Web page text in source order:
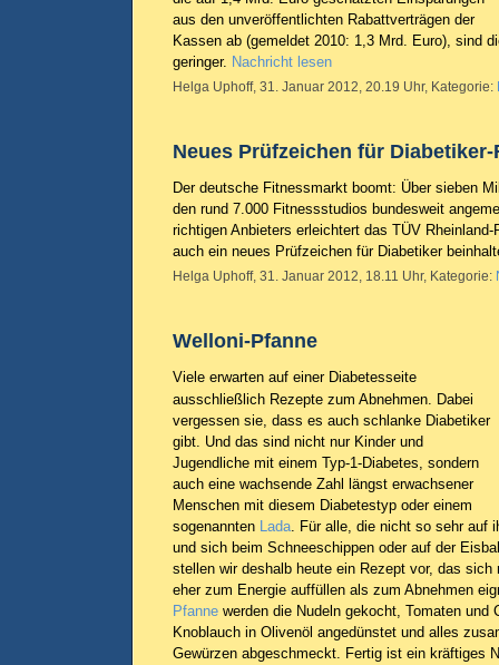
aus den unveröffentlichten Rabattverträgen der
Kassen ab (gemeldet 2010: 1,3 Mrd. Euro), sind
geringer. Nachricht lesen
Helga Uphoff, 31. Januar 2012, 20.19 Uhr, Kategorie:
Neues Prüfzeichen für
Der deutsche Fitnessmarkt boomt: Über sieben
den rund 7.000 Fitnessstudios bundesweit
richtigen Anbieters erleichtert das TÜV
auch ein neues Prüfzeichen für Diabetiker
Helga Uphoff, 31. Januar 2012, 18.11 Uhr, Kategorie:
Welloni-Pfanne
Viele erwarten auf einer Diabetesseite
ausschließlich Rezepte zum Abnehmen. Dabei
vergessen sie, dass es auch schlanke Diabetiker
gibt. Und das sind nicht nur Kinder und
Jugendliche mit einem Typ-1-Diabetes, sondern
auch eine wachsende Zahl längst erwachsener
Menschen mit diesem Diabetestyp oder einem
sogenannten Lada. Für alle, die nicht so sehr auf
und sich beim Schneeschippen oder auf der
stellen wir deshalb heute ein Rezept vor, das
eher zum Energie auffüllen als zum Abnehmen
Pfanne werden die Nudeln gekocht, Tomaten und
Knoblauch in Olivenöl angedünstet und alles
Gewürzen abgeschmeckt. Fertig ist ein kräftiges